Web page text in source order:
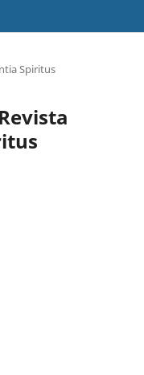
Spiritus